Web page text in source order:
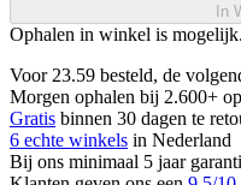
In
Ophalen in winkel is mogelijk.
Voor 23.59 besteld, de
Morgen ophalen bij 2.600+
Gratis binnen 30 dagen te
6 echte winkels in Nederland
Bij ons minimaal 5 jaar